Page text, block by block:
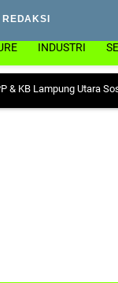
REDAKSI
INDUSTRI
Utara